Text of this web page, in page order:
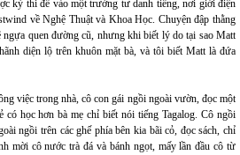
kỳ thi để vào một trường tư danh tiếng, nơi giới điện
về Nghệ Thuật và Khoa Học. Chuyện đập thằng
quen đường cũ, nhưng khi biết lý do tại sao Matt
diện lộ trên khuôn mặt bà, và tôi biết Matt là đứa
việc trong nhà, cô con gái ngồi ngoài vườn, đọc một
có học hơn bà mẹ chỉ biết nói tiếng Tagalog. Cô ngồi
ngồi trên các ghế phía bên kia bãi cỏ, đọc sách, chỉ
mời cô nước trà đá và bánh ngọt, mấy lần đầu cô từ